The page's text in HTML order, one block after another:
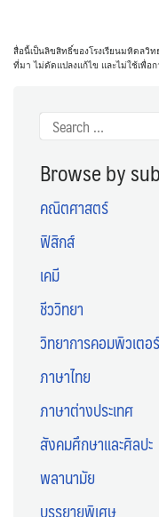
สื่อนี้เป็นลิขสิทธิ์ของโรงเรียนมหิดลวิ
ที่มา ไม่ดัดแปลงแก้ไข และไม่ใช้เพื่อก
Search
for:
Browse by
คณิตศาสตร์
ฟิสิกส์
เคมี
ชีววิทยา
วิทยาการคอมพิวเตอร์
ภาษาไทย
ภาษาต่างประเทศ
สังคมศึกษาและศิลปะ
พลานามัย
บรรยายพิเศษ